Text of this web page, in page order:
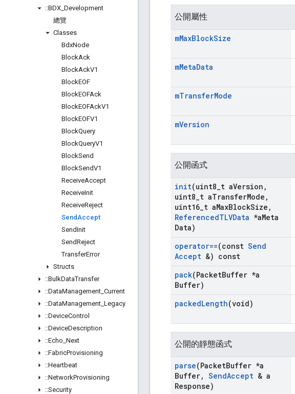
::BDX Development
總覽
Classes
BdxNode
BlockAck
BlockAckV1
BlockEOF
BlockEOFAck
BlockEOFAckV1
BlockEOFV1
BlockQuery
BlockQueryV1
BlockSend
BlockSendV1
ReceiveAccept
ReceiveInit
ReceiveReject
SendAccept
SendInit
SendReject
TransferError
Structs
::BulkDataTransfer
::DataManagement Current
::DataManagement Legacy
::DeviceControl
::DeviceDescription
::Echo Next
::FabricProvisioning
::Heartbeat
::NetworkProvisioning
::Security
公開屬性
mMaxBlockSize
mMetaData
mTransferMode
mVersion
公開函式
init(uint8 t aVersion ,
uint8 t aTransferMode ,
uint16 t aMaxBlockSize ,
ReferencedTLVData *aMeta
Data)
operator==(const Send
Accept &) const
pack(PacketBuffer *a
Buffer)
packedLength(void)
公開的靜態函式
parse(PacketBuffer *a
Buffer, SendAccept & a
Response)